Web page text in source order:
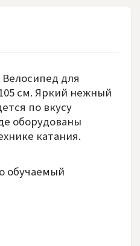
для
см. Яркий нежный
по вкусу
оборудованы
катания.
обучаемый